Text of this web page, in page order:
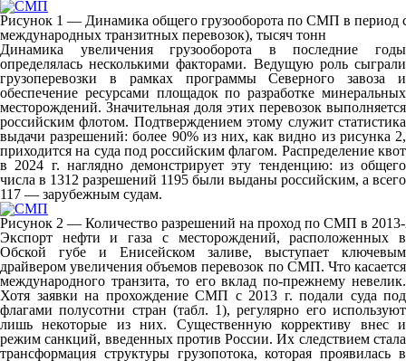
Рисунок 1 — Динамика общего грузооборота по СМП в период
международных транзитных перевозок), тысяч тонн
Динамика увеличения грузооборота в последние годы
определялась несколькими факторами. Ведущую роль сыграли
грузоперевозки в рамках программы Северного завоза и
обеспечение ресурсами площадок по разработке минеральных
месторождений. Значительная доля этих перевозок выполняется
российским флотом. Подтверждением этому служит статистика
выдачи разрешений: более 90% из них, как видно из рисунка 2,
приходится на суда под российским флагом. Распределение квот
в 2024 г. наглядно демонстрирует эту тенденцию: из общего
числа в 1312 разрешений 1195 были выданы российским, а всего
117 — зарубежным судам.
Рисунок 2 — Количество разрешений на проход по СМП в 2013-
Экспорт нефти и газа с месторождений, расположенных в
Обской губе и Енисейском заливе, выступает ключевым
драйвером увеличения объемов перевозок по СМП. Что касается
международного транзита, то его вклад по-прежнему невелик.
Хотя заявки на прохождение СМП с 2013 г. подали суда под
флагами полусотни стран (табл. 1), регулярно его используют
лишь некоторые из них. Существенную коррективу внес и
режим санкций, введенных против России. Их следствием стала
трансформация структуры грузопотока, которая проявилась в